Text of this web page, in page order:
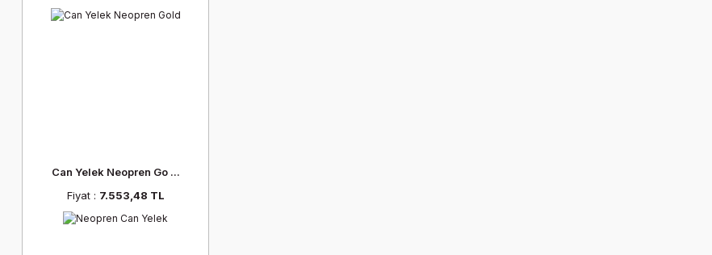
Can Yelek Neopren Go ...
Fiyat : 7.553,48 TL